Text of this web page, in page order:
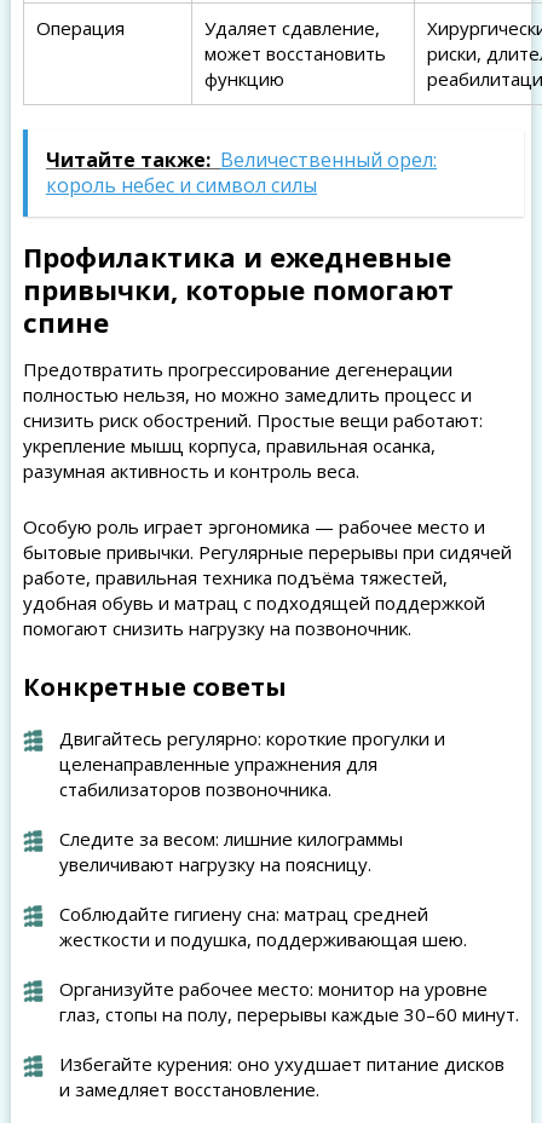
Операция
Удаляет сдавление,
может восстановить
функцию
риски,
Читайте также: Величественный орел:
король небес и символ силы
Профилактика и ежедневные
привычки, которые помогают
спине
Предотвратить прогрессирование дегенерации
полностью нельзя, но можно замедлить процесс и
снизить риск обострений. Простые вещи работают:
укрепление мышц корпуса, правильная осанка,
разумная активность и контроль веса.
Особую роль играет эргономика — рабочее место и
бытовые привычки. Регулярные перерывы при сидячей
работе, правильная техника подъёма тяжестей,
удобная обувь и матрац с подходящей поддержкой
помогают снизить нагрузку на позвоночник.
Конкретные советы
Двигайтесь регулярно: короткие прогулки и
целенаправленные упражнения для
стабилизаторов позвоночника.
Следите за весом: лишние килограммы
увеличивают нагрузку на поясницу.
Соблюдайте гигиену сна: матрац средней
жесткости и подушка, поддерживающая шею.
Организуйте рабочее место: монитор на уровне
глаз, стопы на полу, перерывы каждые 30–60 минут.
Избегайте курения: оно ухудшает питание дисков
и замедляет восстановление.